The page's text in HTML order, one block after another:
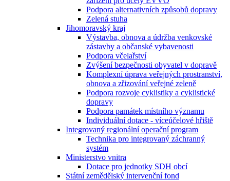
Podpora alternativních způsobů dopravy
Zelená stuha
Jihomoravský kraj
Výstavba, obnova a údržba venkovské
zástavby a občanské vybavenosti
Podpora včelařství
Zvýšení bezpečnosti obyvatel v dopravě
Komplexní úprava veřejných prostranství,
obnova a zřizování veřejné zeleně
Podpora rozvoje cyklistiky a cyklistické
dopravy
Podpora památek místního významu
Individuální dotace - víceúčelové hřiště
Integrovaný regionální operační program
Technika pro integrovaný záchranný
systém
Ministerstvo vnitra
Dotace pro jednotky SDH obcí
Státní zemědělský intervenční fond